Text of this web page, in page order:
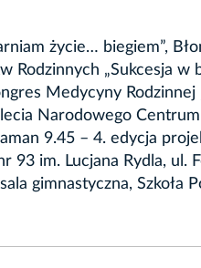
życie… biegiem”,
„Sukcesja
Medycyny
Narodowego
9.45 – 4. edycja
im. Lucjana Rydla, ul.
gimnastyczna,